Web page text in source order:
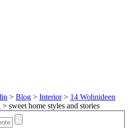
> Blog > Interior> 14 Wohnideen
> sweet home styles and stories